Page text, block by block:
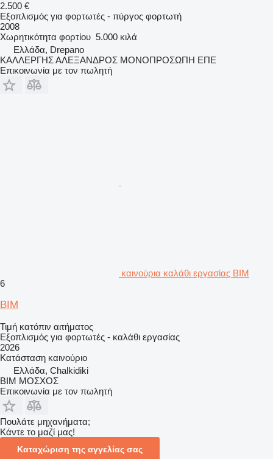
2.500 €
Εξοπλισμός για φορτωτές - πύργος φορτωτή
2008
Χωρητικότητα φορτίου 5.000 κιλά
Ελλάδα, Drepano
ΚΑΛΛΕΡΓΗΣ ΑΛΕΞΑΝΔΡΟΣ ΜΟΝΟΠΡΟΣΩΠΗ ΕΠΕ
Επικοινωνία με τον πωλητή
καινούρια καλάθι εργασίας BIM
6
BIM
Τιμή κατόπιν αιτήματος
Εξοπλισμός για φορτωτές - καλάθι εργασίας
2026
Κατάσταση καινούριο
Ελλάδα, Chalkidiki
ΒΙΜ ΜΟΣΧΟΣ
Επικοινωνία με τον πωλητή
Πουλάτε μηχανήματα;
Κάντε το μαζί μας!
Καταχώριση της αγγελίας σας